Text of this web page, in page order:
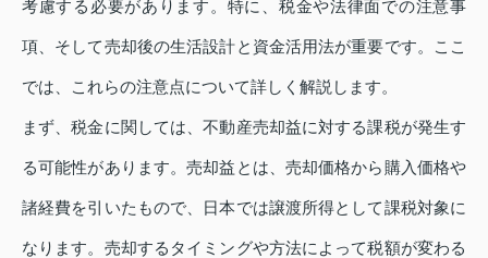
考慮する必要があります。特に、税金や法律面での注意事
項、そして売却後の生活設計と資金活用法が重要です。ここ
では、これらの注意点について詳しく解説します。
まず、税金に関しては、不動産売却益に対する課税が発生す
る可能性があります。売却益とは、売却価格から購入価格や
諸経費を引いたもので、日本では譲渡所得として課税対象に
なります。売却するタイミングや方法によって税額が変わる